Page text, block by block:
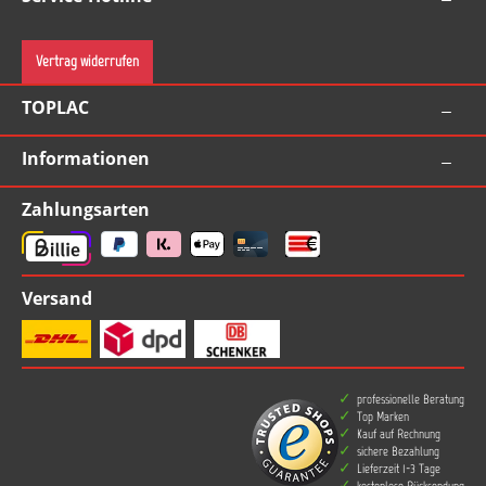
Vertrag widerrufen
TOPLAC
Informationen
Zahlungsarten
Versand
professionelle Beratung
Top Marken
Kauf auf Rechnung
sichere Bezahlung
Lieferzeit 1-3 Tage